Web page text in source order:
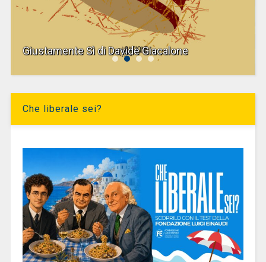
Giustamente Sì di Davide Giacalone
Che liberale sei?